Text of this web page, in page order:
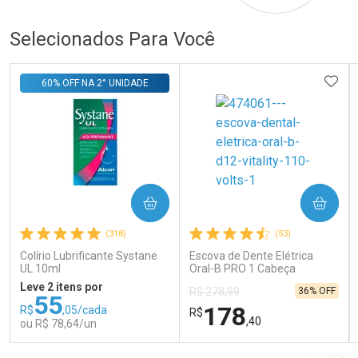
Selecionados Para Você
(318)
Colírio Lubrificante Systane
UL 10ml
60% OFF NA 2° UNIDADE
Leve 2 itens por
R$55,05/cada
ou R$ 78,64/un
COMPRAR
(53)
Escova de Dente Elétrica
Oral-B PRO 1 Cabeça
Redonda Recarregável 1
Unidade
R$ 278,99
R$178,40
36% OFF
COMPRAR